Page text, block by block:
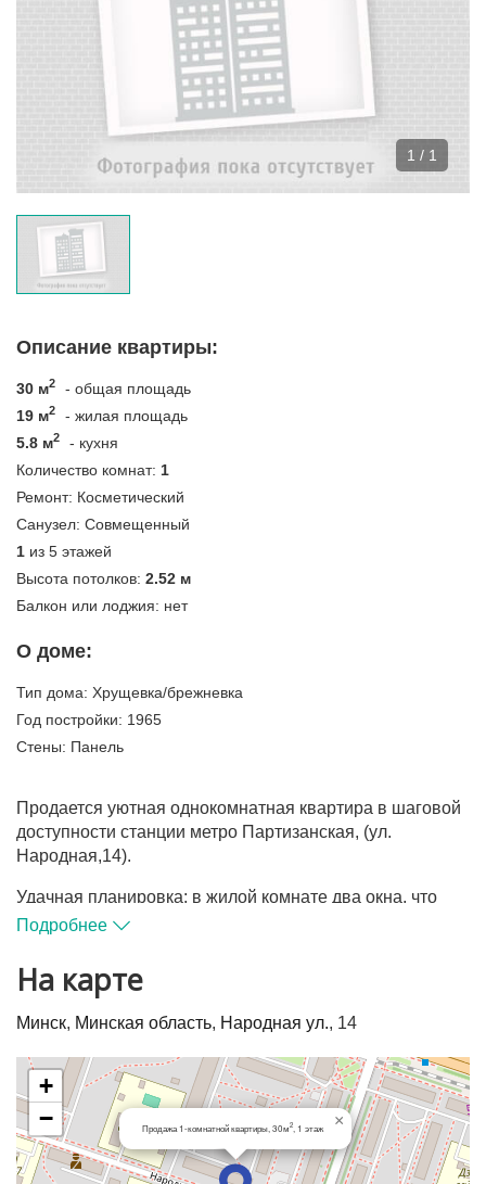
1 / 1
Описание квартиры:
30 м2
- общая площадь
19 м2
- жилая площадь
5.8 м2
- кухня
Количество комнат: 1
Ремонт: Косметический
Санузел: Совмещенный
1 из 5 этажей
Высота потолков: 2.52 м
Балкон или лоджия: нет
О доме:
Тип дома: Хрущевка/брежневка
Год постройки: 1965
Стены: Панель
Продается уютная однокомнатная квартира в шаговой
доступности станции метро Партизанская, (ул.
Народная,14).
Удачная планировка: в жилой комнате два окна, что
делает пространство комнаты светлым и объемным.
входная дверь, межкомнатные двери- МДФ.
Напольное покрытие : паркет.
Санузел облицован керамической плиткой,
установлена необходимая сантехническая посуда и
мебель, приборы учета холодной и горячей воды.
В жилом квадрате несколько детских садов, школа,
Подробнее
На карте
Минск, Минская область, Народная ул., 14
Продажа 1-комнатной квартиры, 30м2 , 1 этаж ×
+
−